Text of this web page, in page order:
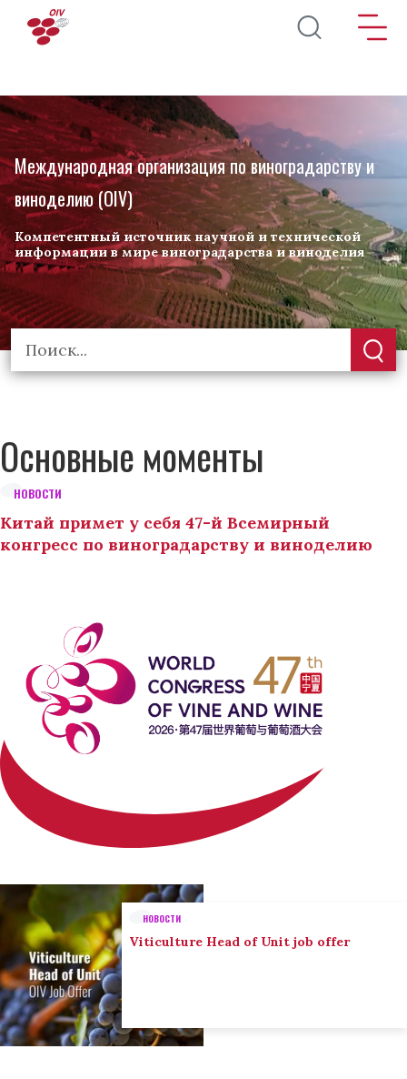
Перейти к основному содержанию
Международная организация по виноградарству и
виноделию (OIV)
Компетентный источник научной и технической
информации в мире виноградарства и виноделия
Основные моменты
НОВОСТИ
Китай примет у себя 47-й Всемирный
конгресс по виноградарству и виноделию
НОВОСТИ
Viticulture Head of Unit job offer